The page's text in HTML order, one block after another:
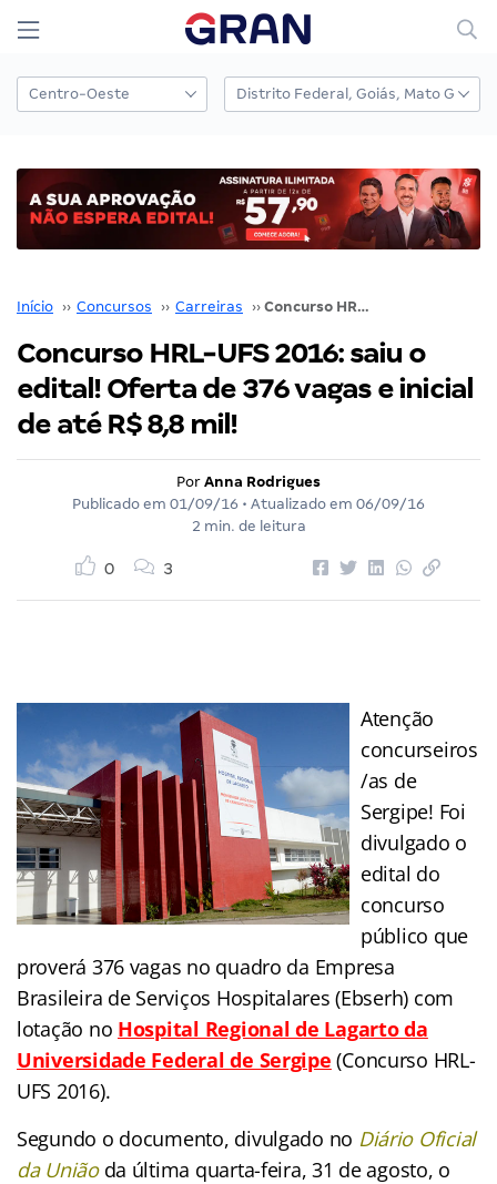
Início ›› Concursos ›› Carreiras ›› Concurso HRL-UFS 2016: saiu o edital! Oferta de 376 vagas e inicial de até R$ 8,8 mil!
Concurso HRL-UFS 2016: saiu o
edital! Oferta de 376 vagas e inicial
de até R$ 8,8 mil!
Por Anna Rodrigues
Publicado em 01/09/16 • Atualizado em 06/09/16
2 min. de leitura
0 3
Atenção
concurseiros
/as de
Sergipe! Foi
divulgado o
edital do
concurso
público que
proverá 376 vagas no quadro da Empresa
Brasileira de Serviços Hospitalares (Ebserh) com
lotação no Hospital Regional de Lagarto da
Universidade Federal de Sergipe (Concurso HRL-
UFS 2016).
Segundo o documento, divulgado no Diário Oficial
da Uniãoda última quarta-feira, 31 de agosto, o